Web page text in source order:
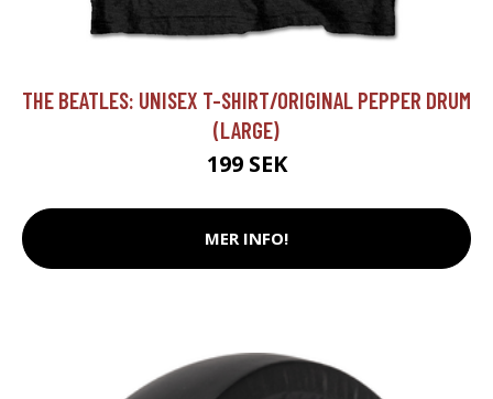
THE BEATLES: UNISEX T-SHIRT/ORIGINAL PEPPER DRUM
(LARGE)
199 SEK
MER INFO!